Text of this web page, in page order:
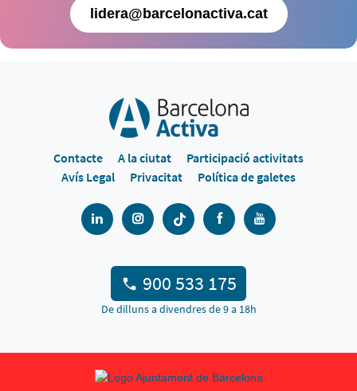
lidera@barcelonactiva.cat
Contacte A la ciutat
Participació activitats
Avís Legal
Privacitat Política de galetes
900 533 175
De dilluns a divendres de 9 a 18h